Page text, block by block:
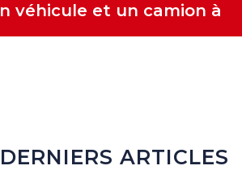
véhicule et un camion à
DERNIERS ARTICLES